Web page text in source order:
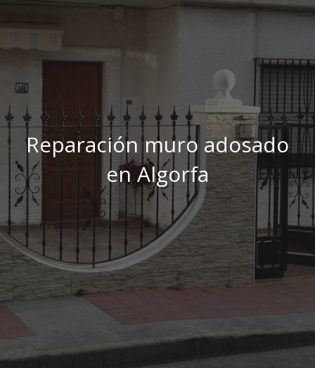
Reparación muro adosado
en Algorfa